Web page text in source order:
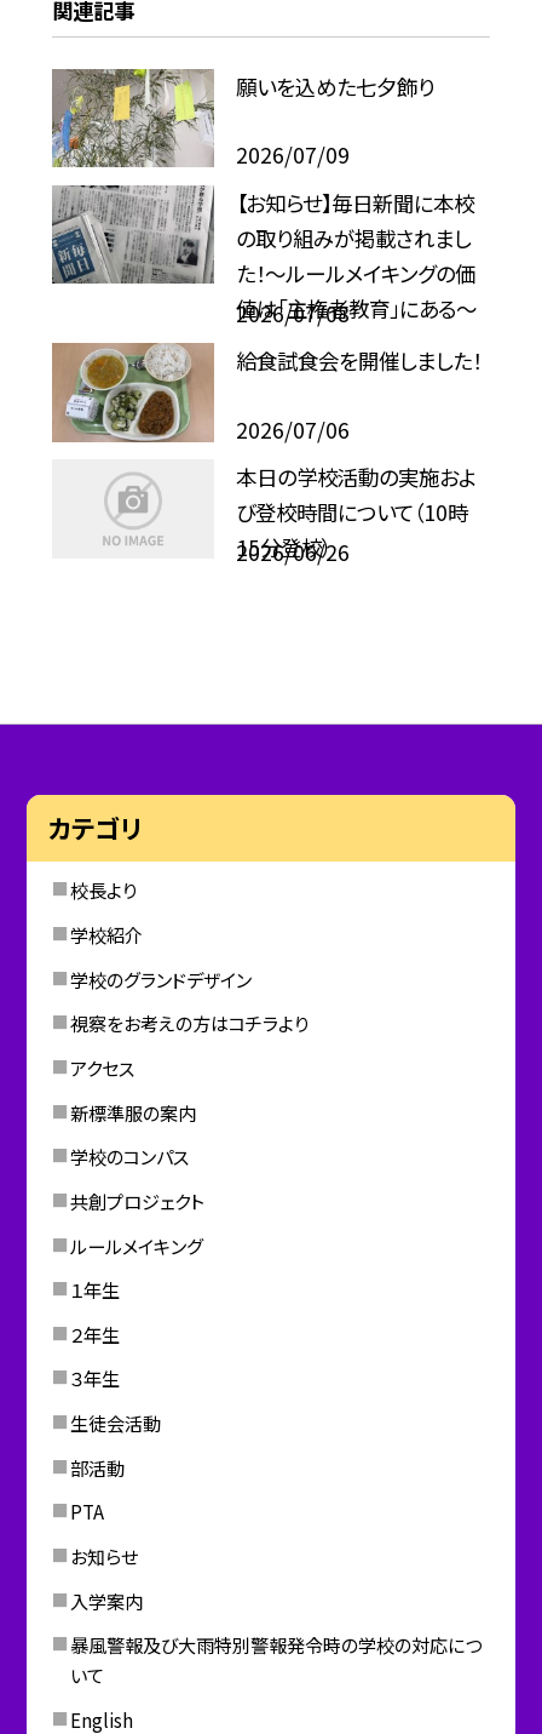
関連記事
願いを込めた七夕飾り
2026/07/09
【お知らせ】毎日新聞に本校
の取り組みが掲載されまし
た！〜ルールメイキングの価
値は「主権者教育」にある〜
2026/07/08
給食試食会を開催しました！
2026/07/06
本日の学校活動の実施およ
び登校時間について（10時
15分登校）
2026/06/26
カテゴリ
校長より
学校紹介
学校のグランドデザイン
視察をお考えの方はコチラより
アクセス
新標準服の案内
学校のコンパス
共創プロジェクト
ルールメイキング
１年生
２年生
３年生
生徒会活動
部活動
PTA
お知らせ
入学案内
暴風警報及び大雨特別警報発令時の学校の対応につ
いて
English